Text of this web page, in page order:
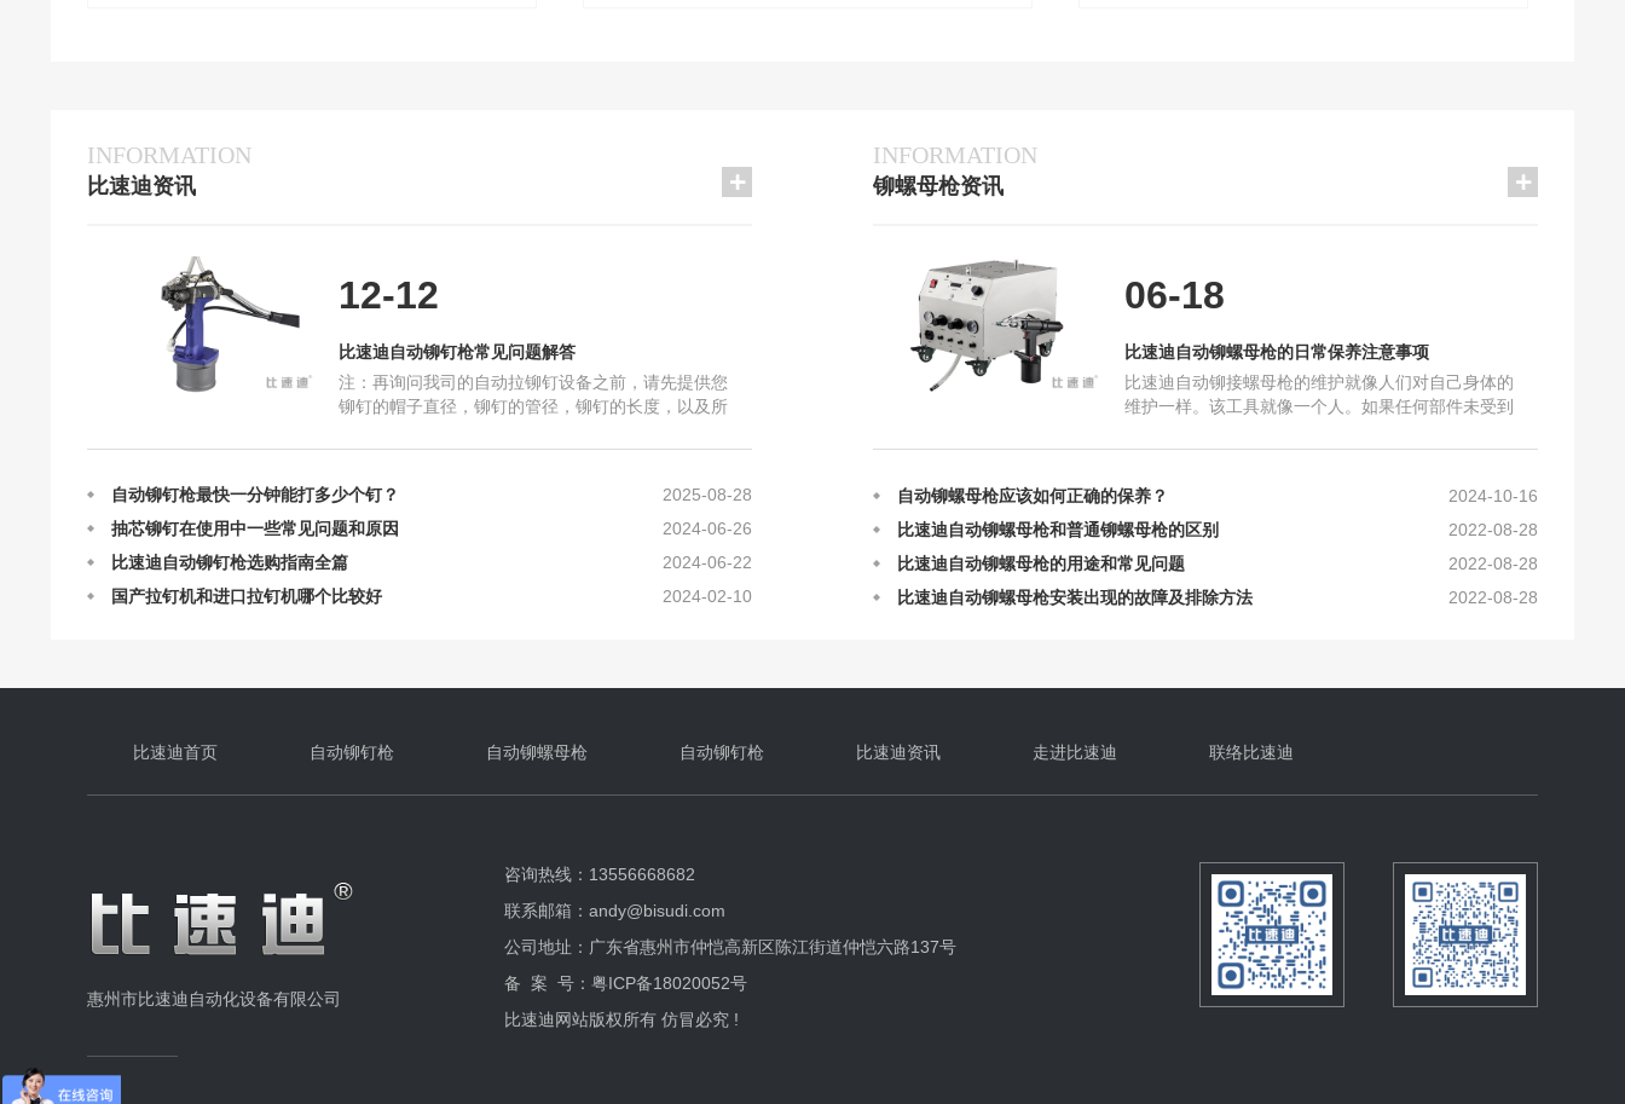
INFORMATION
比速迪资讯
12-12
比速迪自动铆钉枪常见问题解答
注：再询问我司的自动拉铆钉设备之前，请先提供您
铆钉的帽子直径，铆钉的管径，铆钉的长度，以及所
是平面的东西，那就选择
定制比速迪自动铆钉枪需要我们提供什么呢？
比速迪自动铆钉枪常见问题解答
2025-12-12
比速迪自动铆钉枪的结构及设计
2024-06-26
抽芯铆钉在使用中一些常见问题和原因
2024-06-22
比速迪自动铆钉枪选购指南全篇
2024-02-10
国产拉钉机和进口拉钉机哪个比较好
2023-08-28
请问你们的自动铆钉枪可以提供试用吗？
INFORMATION
铆螺母枪资讯
06-18
比速迪自动铆螺母枪的日常保养注意事项
比速迪自动铆接螺母枪的维护就像人们对自己身体的
维护一样。该工具就像一个人。如果任何部件未受到
用。因此，使用后必须清洁和
这三种拉铆螺母的种类_你真的分得清楚吗？
比速迪自动铆螺母枪的日常保养注意事项
2025-10-16
自动铆螺母枪铆接的原理及加工要求_比速迪
2022-08-28
比速迪自动铆螺母枪和普通铆螺母枪的区别
2022-08-28
比速迪自动铆螺母枪的用途和常见问题
2022-08-28
比速迪自动铆螺母枪安装出现的故障及排除方法
2022-08-28
比速迪自动铆螺母枪厂家解析热铆接与冷铆接区
比速迪首页 自动铆钉枪 自动铆螺母枪 自动铆钉枪 比速迪资讯 走进比速迪 联络比速迪
惠州市比速迪自动化设备有限公司
咨询热线：13556668682
联系邮箱：andy@bisudi.com
公司地址：广东省惠州市仲恺高新区陈江街道仲恺六路137号
备 案 号： 粤ICP备18020052号
比速迪网站版权所有 仿冒必究 !